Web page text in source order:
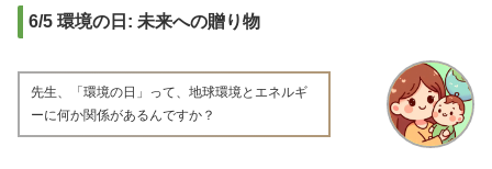
6/5 環境の日: 未来への贈り物
先生、「環境の日」って、地球環境とエネルギ
ーに何か関係があるんですか？